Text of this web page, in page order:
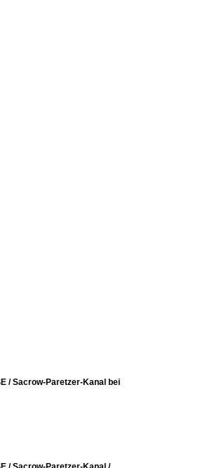
/ Sacrow-Paretzer-Kanal bei